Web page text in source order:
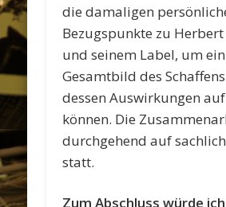
die damaligen
Bezugspunkte zu
und seinem Label, um ein
Gesamtbild des
dessen Auswirkungen
können. Die
durchgehend auf
statt.
Zum Abschluss würde